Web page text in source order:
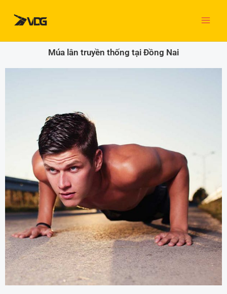
dung
Múa lân truyền thống tại Đồng Nai